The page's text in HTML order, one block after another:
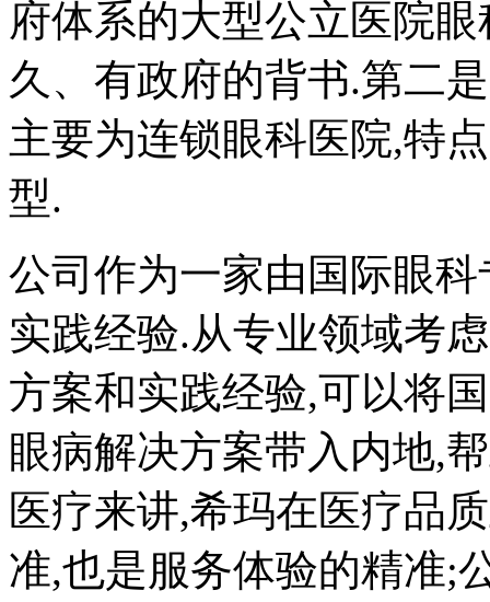
府体系的大型公立医院
久、有政府的背书.第二
主要为连锁眼科医院,特
型.
公司作为一家由国际眼
实践经验.从专业领域考
方案和实践经验,可以将
眼病解决方案带入内地,
医疗来讲,希玛在医疗品
准,也是服务体验的精准;